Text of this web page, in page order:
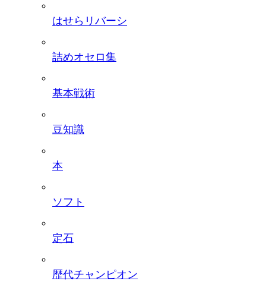
はせらリバーシ
詰めオセロ集
基本戦術
豆知識
本
ソフト
定石
歴代チャンピオン